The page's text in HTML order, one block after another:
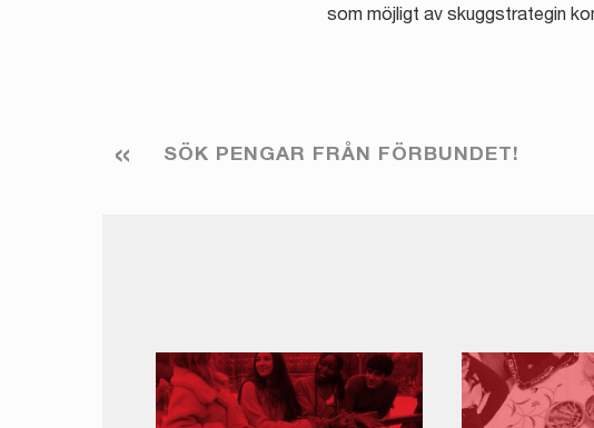
som möjligt av skuggstrategin
« SÖK PENGAR FRÅN FÖRBUNDET!